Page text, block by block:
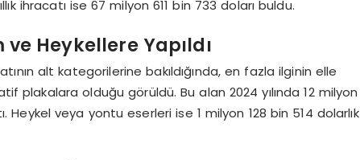
ihracatı ise 67 milyon 611 bin 733 doları buldu.
Heykellere Yapıldı
alt kategorilerine bakıldığında, en fazla ilginin elle
plakalara olduğu görüldü. Bu alan 2024 yılında 12 milyon
Heykel veya yontu eserleri ise 1 milyon 128 bin 514 dolarlık